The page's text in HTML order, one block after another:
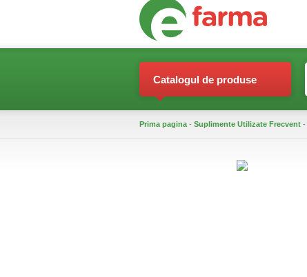
Catalogul de produse
Prima pagina - Suplimente Utilizate Frecvent -